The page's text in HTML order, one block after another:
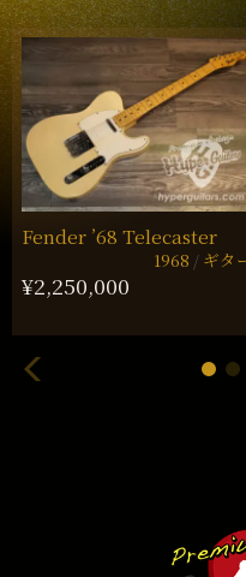
Fender ’68 Telecaster
1968 ギタ
¥2,250,000